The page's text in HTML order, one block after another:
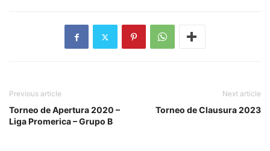
Previous article
Torneo de Apertura 2020 –
Liga Promerica – Grupo B
Next article
Torneo de Clausura 2023